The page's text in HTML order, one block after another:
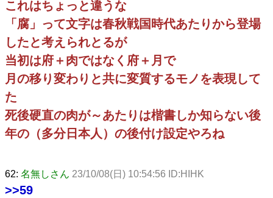
これはちょっと違うな
「腐」って文字は春秋戦国時代あたりから登場
したと考えられとるが
当初は府＋肉ではなく府＋月で
月の移り変わりと共に変質するモノを表現して
た
死後硬直の肉が～あたりは楷書しか知らない後
年の（多分日本人）の後付け設定やろね
62: 名無しさん 23/10/08(日) 10:54:56 ID:HIHK
>>59